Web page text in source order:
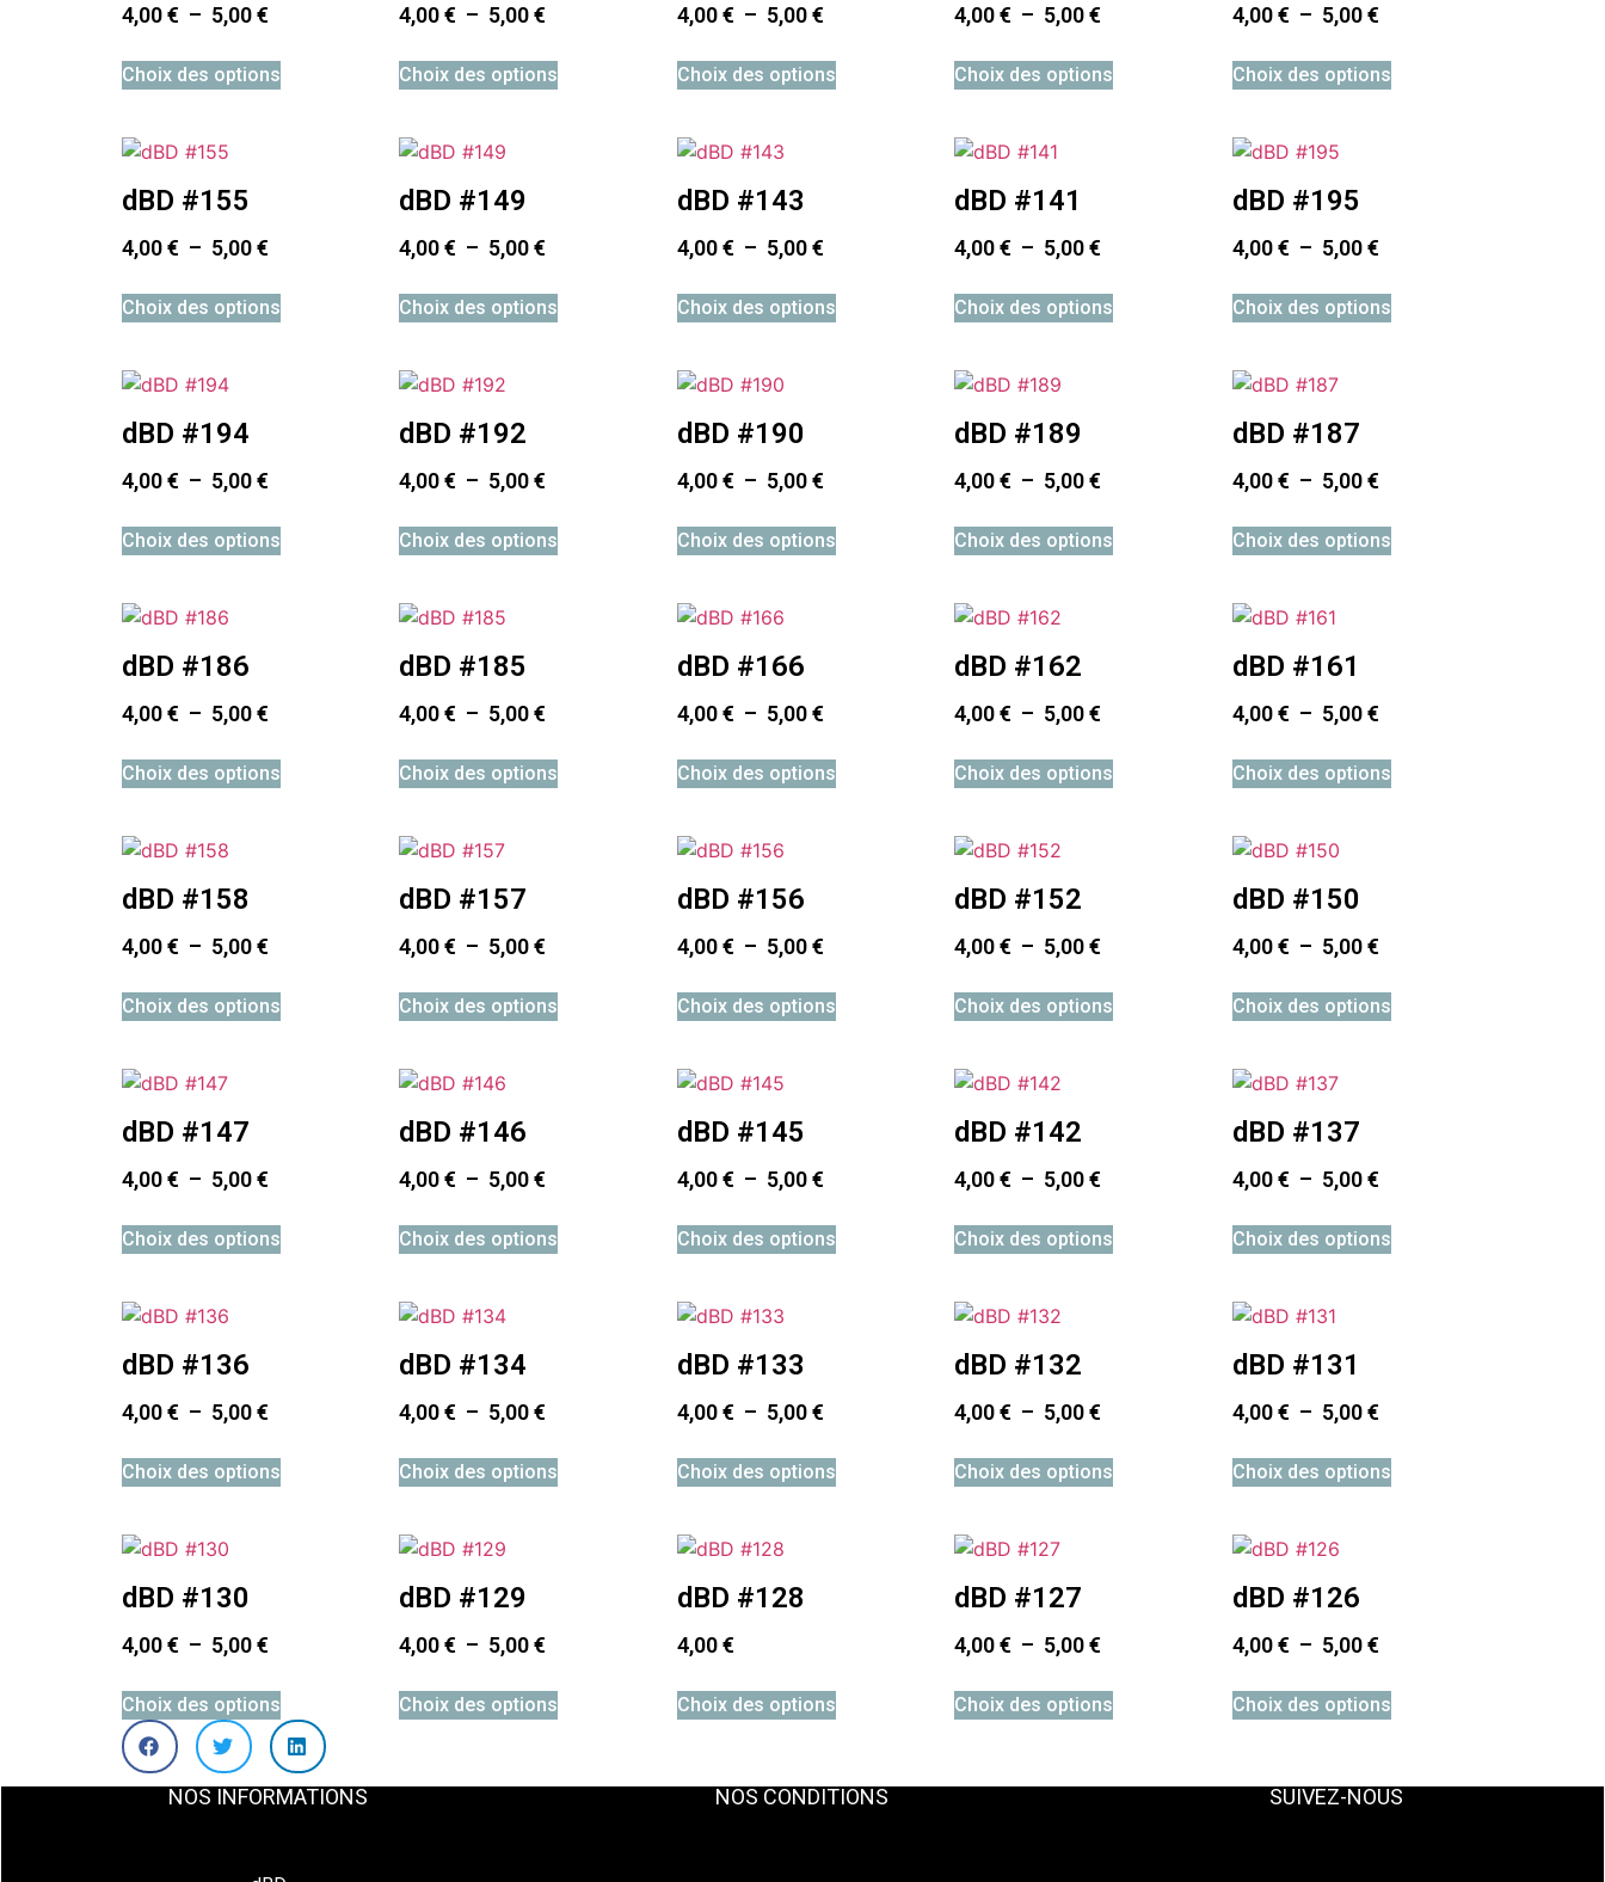
4,00€ – 5,00€
Choix des options
4,00€ – 5,00€
Choix des options
4,00€ – 5,00€
Choix des options
4,00€ – 5,00€
Choix des options
4,00€ – 5,00€
Choix des options
dBD #155
4,00€ – 5,00€
Choix des options
dBD #149
4,00€ – 5,00€
Choix des options
dBD #143
4,00€ – 5,00€
Choix des options
dBD #141
4,00€ – 5,00€
Choix des options
dBD #195
4,00€ – 5,00€
Choix des options
dBD #194
4,00€ – 5,00€
Choix des options
dBD #192
4,00€ – 5,00€
Choix des options
dBD #190
4,00€ – 5,00€
Choix des options
dBD #189
4,00€ – 5,00€
Choix des options
dBD #187
4,00€ – 5,00€
Choix des options
dBD #186
4,00€ – 5,00€
Choix des options
dBD #185
4,00€ – 5,00€
Choix des options
dBD #166
4,00€ – 5,00€
Choix des options
dBD #162
4,00€ – 5,00€
Choix des options
dBD #161
4,00€ – 5,00€
Choix des options
dBD #158
4,00€ – 5,00€
Choix des options
dBD #157
4,00€ – 5,00€
Choix des options
dBD #156
4,00€ – 5,00€
Choix des options
dBD #152
4,00€ – 5,00€
Choix des options
dBD #150
4,00€ – 5,00€
Choix des options
dBD #147
4,00€ – 5,00€
Choix des options
dBD #146
4,00€ – 5,00€
Choix des options
dBD #145
4,00€ – 5,00€
Choix des options
dBD #142
4,00€ – 5,00€
Choix des options
dBD #137
4,00€ – 5,00€
Choix des options
dBD #136
4,00€ – 5,00€
Choix des options
dBD #134
4,00€ – 5,00€
Choix des options
dBD #133
4,00€ – 5,00€
Choix des options
dBD #132
4,00€ – 5,00€
Choix des options
dBD #131
4,00€ – 5,00€
Choix des options
dBD #130
4,00€ – 5,00€
Choix des options
dBD #129
4,00€ – 5,00€
Choix des options
dBD #128
4,00€
Choix des options
dBD #127
4,00€ – 5,00€
Choix des options
dBD #126
4,00€ – 5,00€
Choix des options
NOS INFORMATIONS NOS CONDITIONS SUIVEZ-NOUS